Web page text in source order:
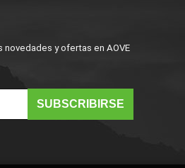
y ofertas en AOVE